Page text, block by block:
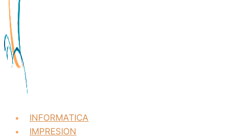
INFORMATICA
IMPRESION